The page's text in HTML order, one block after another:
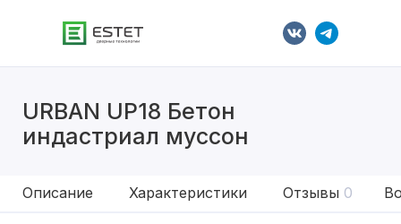
URBAN UP18 Бетон
индастриал муссон
Описание Характеристики Отзывы 0